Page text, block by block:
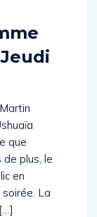
que
plus, le
en
La